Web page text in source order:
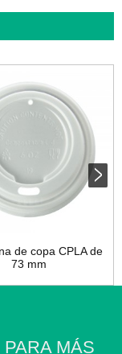
de copa CPLA de
73 mm
MÁS